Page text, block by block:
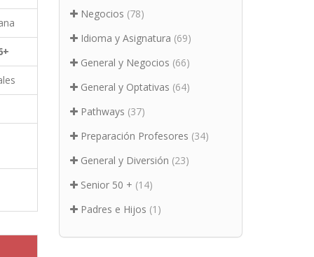
Negocios (78)
Idioma y Asignatura (69)
General y Negocios (66)
General y Optativas (64)
Pathways (37)
Preparación Profesores (34)
General y Diversión (23)
Senior 50 + (14)
Padres e Hijos (1)